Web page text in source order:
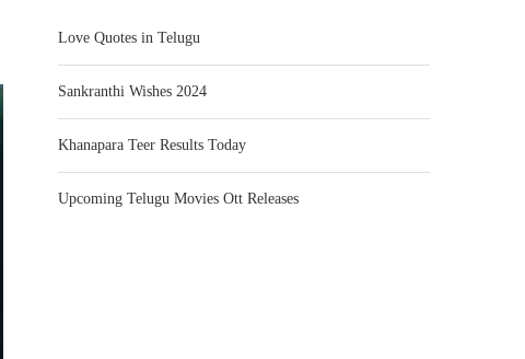
Love Quotes in Telugu
Sankranthi Wishes 2024
Khanapara Teer Results Today
Upcoming Telugu Movies Ott Releases